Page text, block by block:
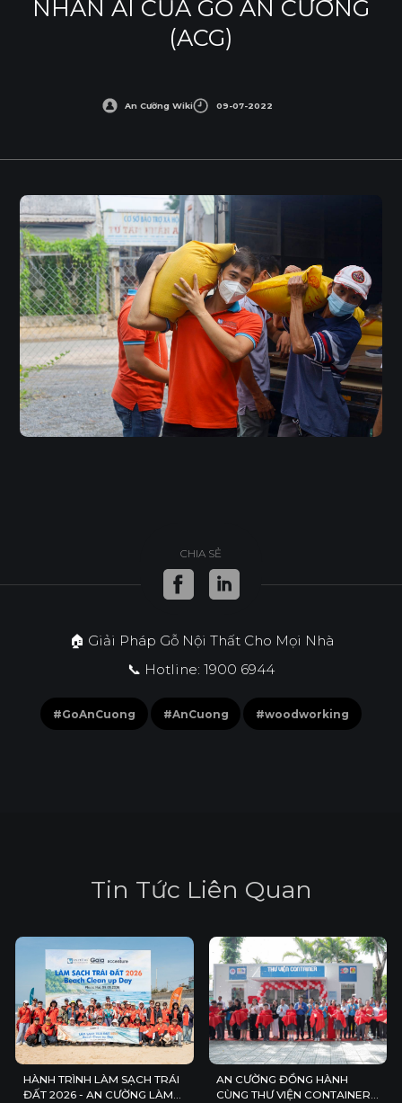
NHÂN ÁI CỦA GỖ AN CƯỜNG
(ACG)
An Cường Wiki 09-07-2022
CHIA SẺ
🏠 Giải Pháp Gỗ Nội Thất Cho Mọi Nhà
📞 Hotline: 1900 6944
#GoAnCuong #AnCuong #woodworking
Tin Tức Liên Quan
HÀNH TRÌNH LÀM SẠCH TRÁI
ĐẤT 2026 - AN CƯỜNG LÀM
AN CƯỜNG ĐỒNG HÀNH
CÙNG THƯ VIỆN CONTAINER